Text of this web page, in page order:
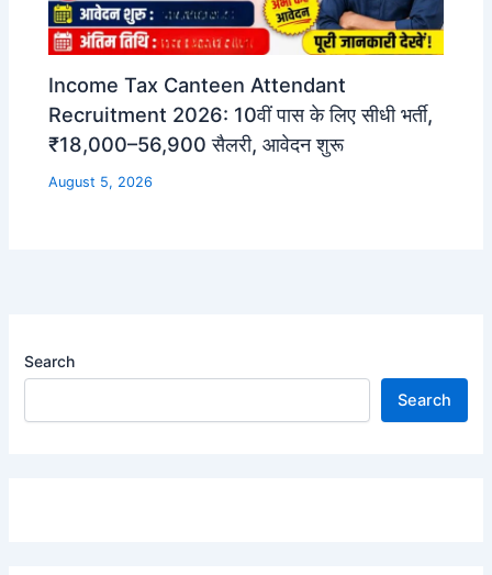
Income Tax Canteen Attendant
Recruitment 2026: 10वीं पास के लिए सीधी भर्ती,
₹18,000–56,900 सैलरी, आवेदन शुरू
August 5, 2026
Search
Search